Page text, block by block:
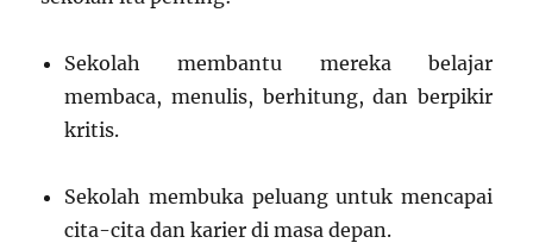
Sekolah membantu mereka belajar
membaca, menulis, berhitung, dan berpikir
kritis.
Sekolah membuka peluang untuk mencapai
cita-cita dan karier di masa depan.